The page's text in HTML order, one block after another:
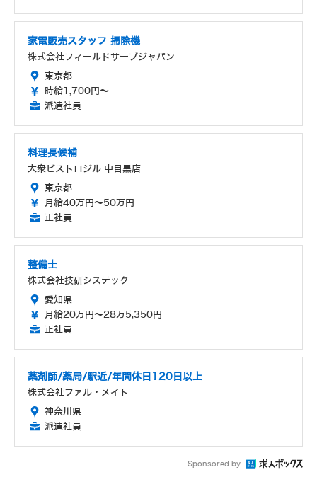
家電販売スタッフ 掃除機
株式会社フィールドサーブジャパン
東京都
時給1,700円～
派遣社員
料理長候補
大衆ビストロジル 中目黒店
東京都
月給40万円～50万円
正社員
整備士
株式会社技研システック
愛知県
月給20万円～28万5,350円
正社員
薬剤師/薬局/駅近/年間休日120日以上
株式会社ファル・メイト
神奈川県
派遣社員
Sponsored by